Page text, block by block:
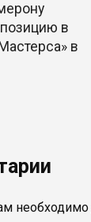
в
в
необходимо